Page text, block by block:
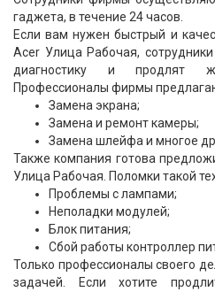
гаджета, в течение 24 часов.
Если вам нужен быстрый и
Acer Улица Рабочая,
диагностику и продлят
Профессионалы фирмы
Замена экрана;
Замена и ремонт камеры;
Замена шлейфа и многое
Также компания готова
Улица Рабочая. Поломки такой
Проблемы с лампами;
Неполадки модулей;
Блок питания;
Сбой работы контроллер
Только профессионалы своего
задачей. Если хотите